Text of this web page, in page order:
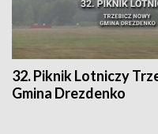
32. Piknik Lotniczy
Gmina Drezdenko